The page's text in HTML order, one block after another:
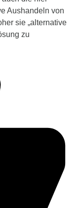
Aushandeln von
sie „alternative
zu